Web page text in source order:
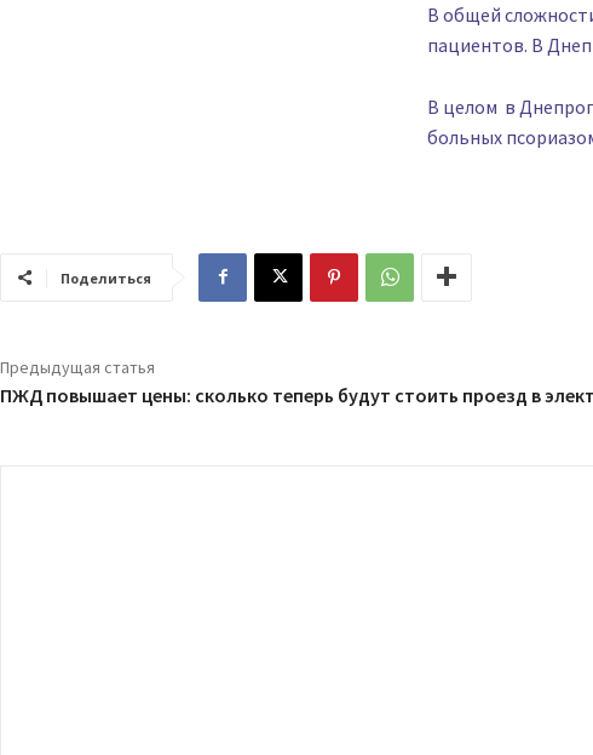
В общей
пациентов. В
В целом в
больных
Поделиться
Предыдущая статья
ПЖД повышает цены: сколько теперь будут стоить проезд в